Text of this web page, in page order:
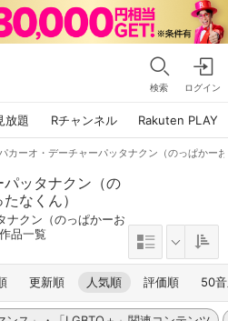
検索 ログイン
放題 Rチャンネル Rakuten PLAY
カーオ・デーチャーパッタナクン（のっぱかー
パッタナクン（の
なくん）
ナクン（のっぱかーお
品一覧
更新順 人気順 評価順 50